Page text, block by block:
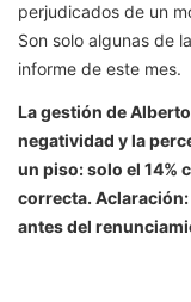
perjudicados de un
Son solo algunas de
informe de este mes.
La gestión de
negatividad y la
un piso: solo el 14%
correcta.
antes del